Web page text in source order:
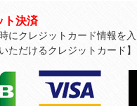
ト決済
にクレジットカード情報を
ただけるクレジットカード】